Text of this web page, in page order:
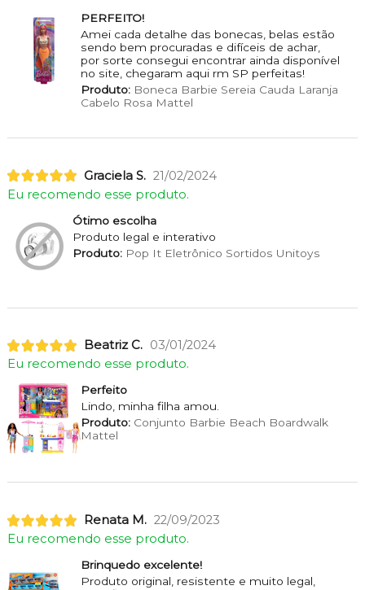
PERFEITO!
Amei cada detalhe das bonecas, belas estão
sendo bem procuradas e difíceis de achar,
por sorte consegui encontrar ainda disponível
no site, chegaram aqui rm SP perfeitas!
Produto:Boneca Barbie Sereia Cauda Laranja
Cabelo Rosa Mattel
Graciela S. 21/02/2024
Eu recomendo esse produto.
Ótimo escolha
Produto legal e interativo
Produto:Pop It Eletrônico Sortidos Unitoys
Beatriz C. 03/01/2024
Eu recomendo esse produto.
Perfeito
Lindo, minha filha amou.
Produto:Conjunto Barbie Beach Boardwalk
Mattel
Renata M. 22/09/2023
Eu recomendo esse produto.
Brinquedo excelente!
Produto original, resistente e muito legal,